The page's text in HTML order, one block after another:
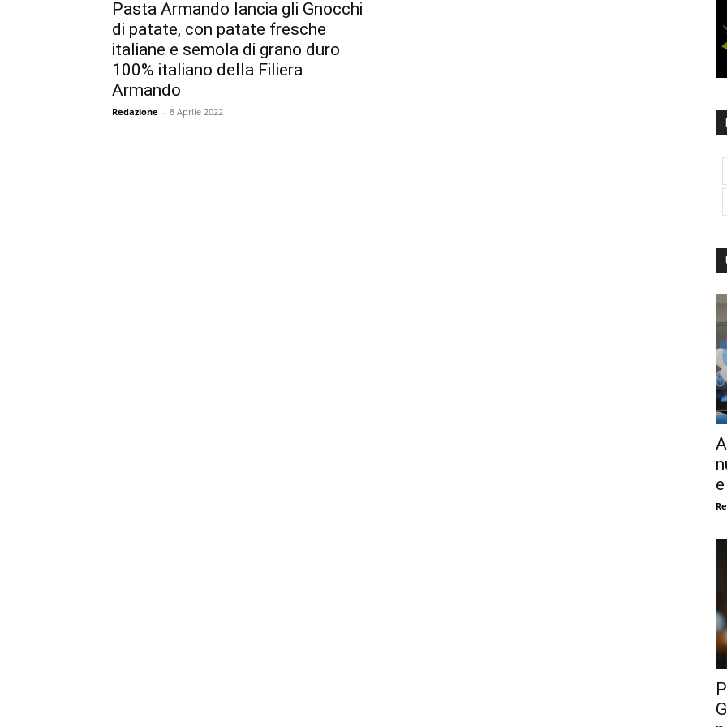
Pasta Armando lancia gli Gnocchi
di patate, con patate fresche
italiane e semola di grano duro
100% italiano della Filiera
Armando
Redazione - 8 Aprile 2022